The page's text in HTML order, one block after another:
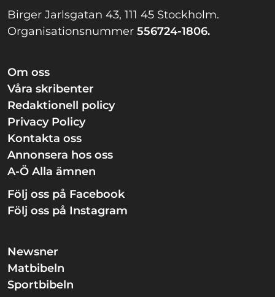
Birger Jarlsgatan 43, 111 45 Stockholm.
Organisationsnummer 556724-1806.
Om oss
Våra skribenter
Redaktionell policy
Privacy Policy
Kontakta oss
Annonsera hos oss
A-Ö Alla ämnen
Följ oss på Facebook
Följ oss på Instagram
Newsner
Matbibeln
Sportbibeln